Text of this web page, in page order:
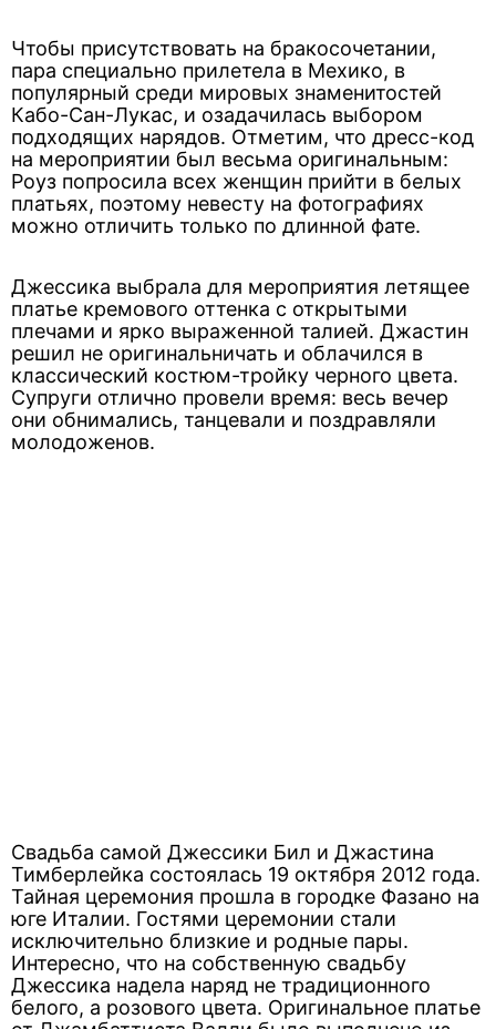
Чтобы присутствовать на бракосочетании,
пара специально прилетела в Мехико, в
популярный среди мировых знаменитостей
Кабо-Сан-Лукас, и озадачилась выбором
подходящих нарядов. Отметим, что дресс-код
на мероприятии был весьма оригинальным:
Роуз попросила всех женщин прийти в белых
платьях, поэтому невесту на фотографиях
можно отличить только по длинной фате.
Джессика выбрала для мероприятия летящее
платье кремового оттенка с открытыми
плечами и ярко выраженной талией. Джастин
решил не оригинальничать и облачился в
классический костюм-тройку черного цвета.
Супруги отлично провели время: весь вечер
они обнимались, танцевали и поздравляли
молодоженов.
Свадьба самой Джессики Бил и Джастина
Тимберлейка состоялась 19 октября 2012 года.
Тайная церемония прошла в городке Фазано на
юге Италии. Гостями церемонии стали
исключительно близкие и родные пары.
Интересно, что на собственную свадьбу
Джессика надела наряд не традиционного
белого, а розового цвета. Оригинальное платье